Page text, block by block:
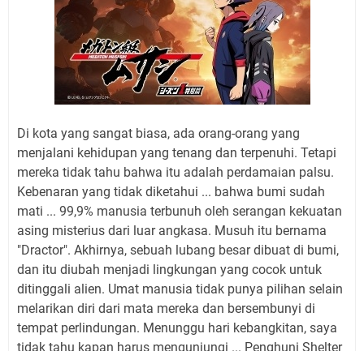
Di kota yang sangat biasa, ada orang-orang yang
menjalani kehidupan yang tenang dan terpenuhi. Tetapi
mereka tidak tahu bahwa itu adalah perdamaian palsu.
Kebenaran yang tidak diketahui ... bahwa bumi sudah
mati ... 99,9% manusia terbunuh oleh serangan kekuatan
asing misterius dari luar angkasa. Musuh itu bernama
"Dractor". Akhirnya, sebuah lubang besar dibuat di bumi,
dan itu diubah menjadi lingkungan yang cocok untuk
ditinggali alien. Umat ​​manusia tidak punya pilihan selain
melarikan diri dari mata mereka dan bersembunyi di
tempat perlindungan. Menunggu hari kebangkitan, saya
tidak tahu kapan harus mengunjungi ... Penghuni Shelter